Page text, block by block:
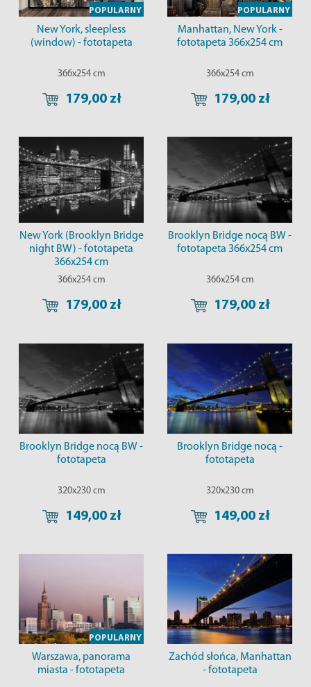
POPULARNY
New York, sleepless
(window) - fototapeta
366x254 cm
179,00 zł
POPULARNY
Manhattan, New York -
fototapeta 366x254 cm
366x254 cm
179,00 zł
New York (Brooklyn Bridge
night BW) - fototapeta
366x254 cm
366x254 cm
179,00 zł
Brooklyn Bridge nocą BW -
fototapeta 366x254 cm
366x254 cm
179,00 zł
Brooklyn Bridge nocą BW -
fototapeta
320x230 cm
149,00 zł
Brooklyn Bridge nocą -
fototapeta
320x230 cm
149,00 zł
POPULARNY
Warszawa, panorama
miasta - fototapeta
Zachód słońca, Manhattan
- fototapeta